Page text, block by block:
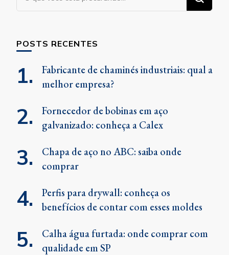
POSTS RECENTES
Fabricante de chaminés industriais: qual a
melhor empresa?
Fornecedor de bobinas em aço
galvanizado: conheça a Calex
Chapa de aço no ABC: saiba onde
comprar
Perfis para drywall: conheça os
benefícios de contar com esses moldes
Calha água furtada: onde comprar com
qualidade em SP